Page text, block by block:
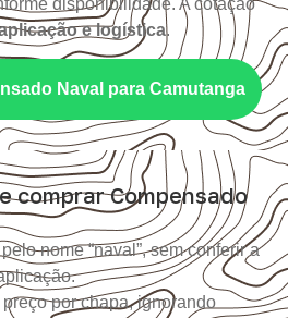
e logística.
Naval para Camutanga
comprar Compensado
nome “naval”, sem conferir a
por chapa, ignorando